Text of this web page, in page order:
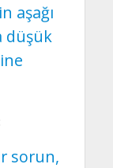
aşağı
düşük
sorun,